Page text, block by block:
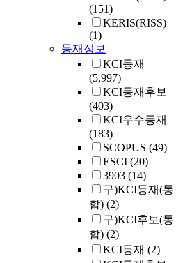
(151)
KERIS(RISS)
(1)
등재정보
KCI등재
(5,997)
KCI등재후보
(403)
KCI우수등재
(183)
SCOPUS (49)
ESCI (20)
3903 (14)
구)KCI등재(통
합) (2)
구)KCI후보(통
합) (2)
KCI등재 (2)